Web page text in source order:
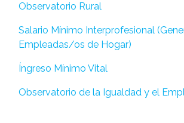
Observatorio Rural
Salario Mínimo Interprofesional
Empleadas/os de Hogar)
Íngreso Mínimo Vital
Observatorio de la Igualdad y el